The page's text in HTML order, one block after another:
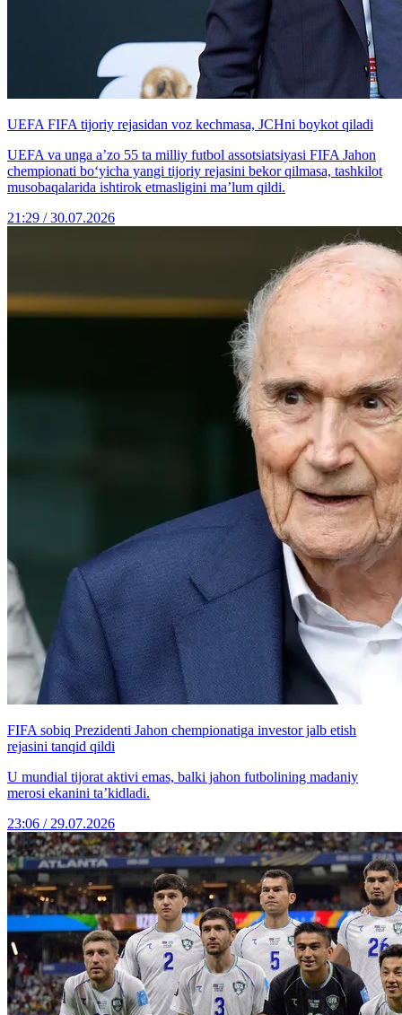
UEFA FIFA tijoriy rejasidan voz kechmasa, JCHni boykot qiladi
UEFA va unga a’zo 55 ta milliy futbol assotsiatsiyasi FIFA Jahon
chempionati bo‘yicha yangi tijoriy rejasini bekor qilmasa, tashkilot
musobaqalarida ishtirok etmasligini ma’lum qildi.
21:29 / 30.07.2026
FIFA sobiq Prezidenti Jahon chempionatiga investor jalb etish
rejasini tanqid qildi
U mundial tijorat aktivi emas, balki jahon futbolining madaniy
merosi ekanini ta’kidladi.
23:06 / 29.07.2026